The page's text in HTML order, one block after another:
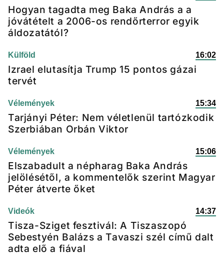
Hogyan tagadta meg Baka András a a
jóvátételt a 2006-os rendőrterror egyik
áldozatától?
Külföld 16:02
Izrael elutasítja Trump 15 pontos gázai
tervét
Vélemények 15:34
Tarjányi Péter: Nem véletlenül tartózkodik
Szerbiában Orbán Viktor
Vélemények 15:06
Elszabadult a népharag Baka András
jelölésétől, a kommentelők szerint Magyar
Péter átverte őket
Videók 14:37
Tisza-Sziget fesztivál: A Tiszaszopó
Sebestyén Balázs a Tavaszi szél című dalt
adta elő a fiával